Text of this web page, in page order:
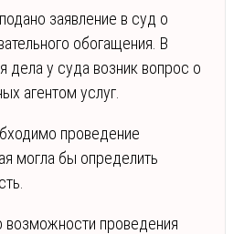
заявление в суд о
обогащения. В
дела у суда возник вопрос о
агентом услуг.
проведение
могла бы определить
проведения